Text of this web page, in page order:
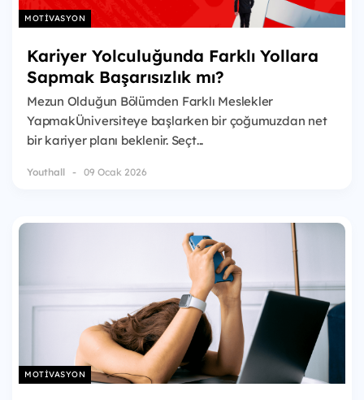
MOTIVASYON
Kariyer Yolculuğunda Farklı Yollara
Sapmak Başarısızlık mı?
Mezun Olduğun Bölümden Farklı Meslekler
YapmakÜniversiteye başlarken bir çoğumuzdan net
bir kariyer planı beklenir. Seçt...
Youthall 09 Ocak 2026
MOTIVASYON